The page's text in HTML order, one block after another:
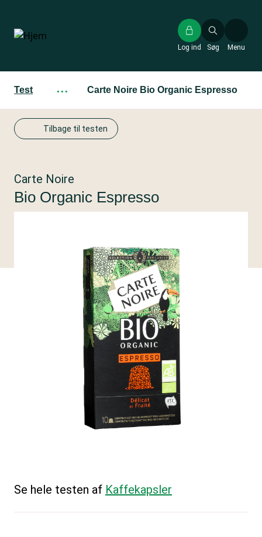
hovedindhold
Søg
Log ind Menu
Test ··· Carte Noire Bio Organic Espresso
Tilbage til testen
Carte Noire
Bio Organic Espresso
Se hele testen af Kaffekapsler